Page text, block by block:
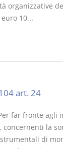
organizzative
10...
art. 24
Per far fronte
la
di